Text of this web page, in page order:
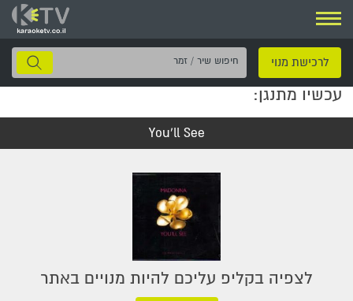
ניווט
לרכישת מנוי
חיפוש
שיר
עכשיו מתנגן:
You'll See
לצפיה בקליפ עליכם להיות מנויים באתר